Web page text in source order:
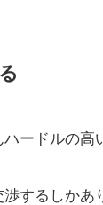
ードルの高
するしかあ